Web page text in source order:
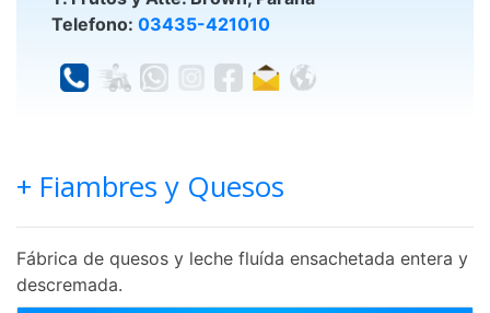
Telefono: 03435-421010
+ Fiambres y Quesos
Fábrica de quesos y leche fluída ensachetada entera y
descremada.